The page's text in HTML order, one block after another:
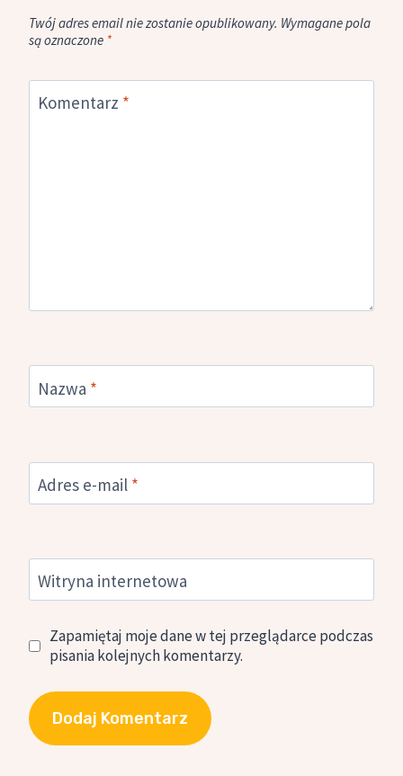
Twój adres email nie zostanie opublikowany. Wymagane pola
są oznaczone *
Komentarz *
Nazwa *
Adres e-mail *
Witryna internetowa
Zapamiętaj moje dane w tej przeglądarce podczas
pisania kolejnych komentarzy.